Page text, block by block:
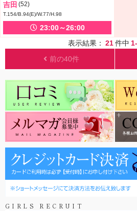
吉田 (52)
T.154/B.94(E)/W.77/H.98
23:00～26:00
表示結果： 21 件中
前の40件
GIRLS RECRUIT